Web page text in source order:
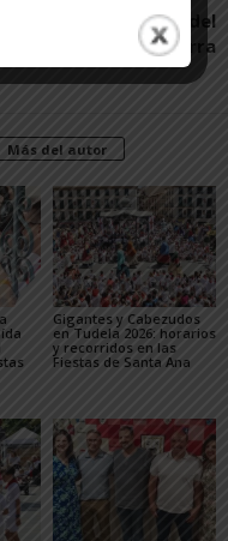
acoge el Día del
Cardo de Navarra
Más del autor
Gigantes y Cabezudos
en Tudela 2026: horarios
y recorridos en las
Fiestas de Santa Ana